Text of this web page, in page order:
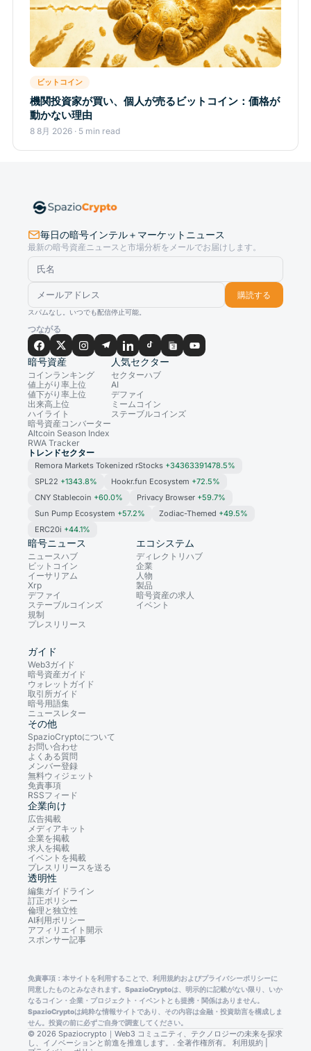
ビットコイン
機関投資家が買い、個人が売るビットコイン：価格が
動かない理由
8 8月 2026 · 5 min read
毎日の暗号インテル＋マーケットニュース
最新の暗号資産ニュースと市場分析をメールでお届けします。
購読する
スパムなし。いつでも配信停止可能。
つながる
暗号資産
コインランキング
値上がり率上位
値下がり率上位
出来高上位
ハイライト
暗号資産コンバーター
Altcoin Season Index
RWA Tracker
人気セクター
セクターハブ
AI
デファイ
ミームコイン
ステーブルコインズ
トレンドセクター
Remora Markets Tokenized rStocks +34363391478.5%
SPL22 +1343.8% Hookr.fun Ecosystem +72.5%
CNY Stablecoin +60.0% Privacy Browser +59.7%
Sun Pump Ecosystem +57.2% Zodiac-Themed +49.5%
ERC20i +44.1%
暗号ニュース
ニュースハブ
ビットコイン
イーサリアム
Xrp
デファイ
ステーブルコインズ
規制
プレスリリース
エコシステム
ディレクトリハブ
企業
人物
製品
暗号資産の求人
イベント
ガイド
Web3ガイド
暗号資産ガイド
ウォレットガイド
取引所ガイド
暗号用語集
ニュースレター
その他
SpazioCryptoについて
お問い合わせ
よくある質問
メンバー登録
無料ウィジェット
免責事項
RSSフィード
企業向け
広告掲載
メディアキット
企業を掲載
求人を掲載
イベントを掲載
プレスリリースを送る
透明性
編集ガイドライン
訂正ポリシー
倫理と独立性
AI利用ポリシー
アフィリエイト開示
スポンサー記事
免責事項：本サイトを利用することで、利用規約およびプライバシーポリシーに
同意したものとみなされます。SpazioCryptoは、明示的に記載がない限り、いか
なるコイン・企業・プロジェクト・イベントとも提携・関係はありません。
SpazioCryptoは純粋な情報サイトであり、その内容は金融・投資助言を構成しま
せん。投資の前に必ずご自身で調査してください。
© 2026 Spaziocrypto｜Web3 コミュニティ、テクノロジーの未来を探求
し、イノベーションと前進を推進します。. 全著作権所有。 利用規約